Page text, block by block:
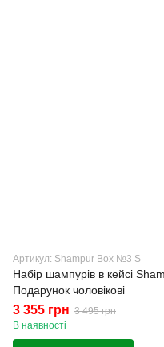
Артикул: Shampur Box №3 S
Набір шампурів в кейсі
Подарунок чоловікові
3 355 грн 3 495 грн
В наявності